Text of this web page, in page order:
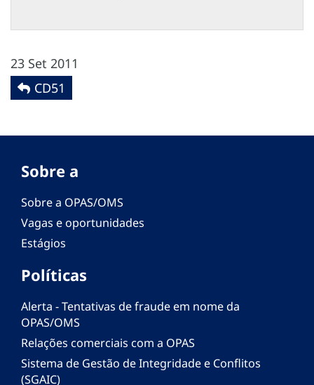
23 Set 2011
CD51
Sobre a
Sobre a OPAS/OMS
Vagas e oportunidades
Estágios
Políticas
Alerta - Tentativas de fraude em nome da
OPAS/OMS
Relações comerciais com a OPAS
Sistema de Gestão de Integridade e Conflitos
(SGAIC)